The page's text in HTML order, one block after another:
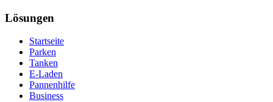
Lösungen
Startseite
Parken
Tanken
E-Laden
Pannenhilfe
Business